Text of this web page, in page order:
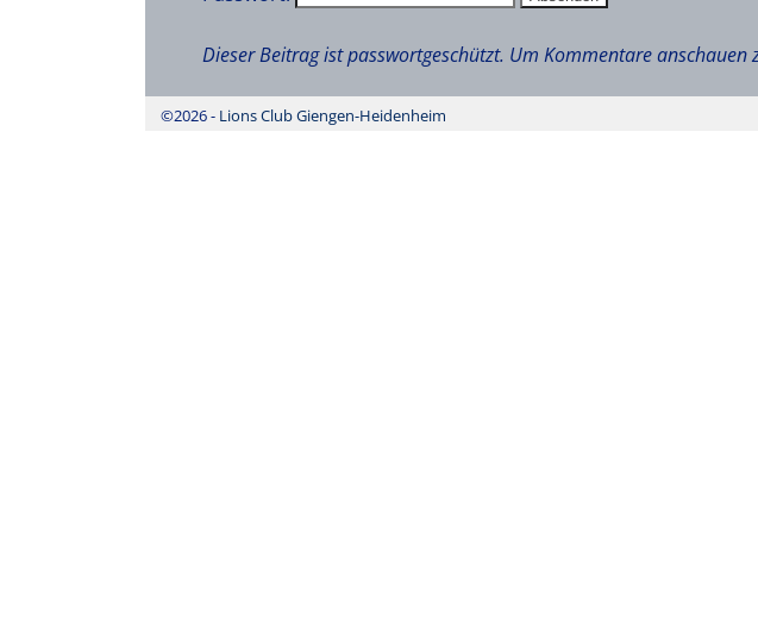
Dieser Beitrag ist passwortgeschützt. Um Kommentare anschauen
©2026 - Lions Club Giengen-Heidenheim